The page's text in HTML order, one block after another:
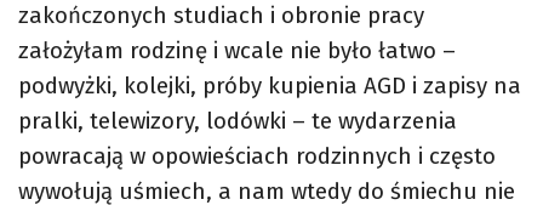
zakończonych studiach i obronie pracy
założyłam rodzinę i wcale nie było łatwo –
podwyżki, kolejki, próby kupienia AGD i zapisy na
pralki, telewizory, lodówki – te wydarzenia
powracają w opowieściach rodzinnych i często
wywołują uśmiech, a nam wtedy do śmiechu nie